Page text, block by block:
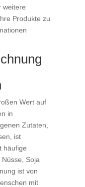
weitere
Produkte zu
Wert auf
in
Zutaten,
ist
häufige
Soja
ist von
mit